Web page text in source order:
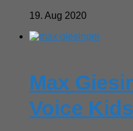
19. Aug 2020
Max
Voice Kids